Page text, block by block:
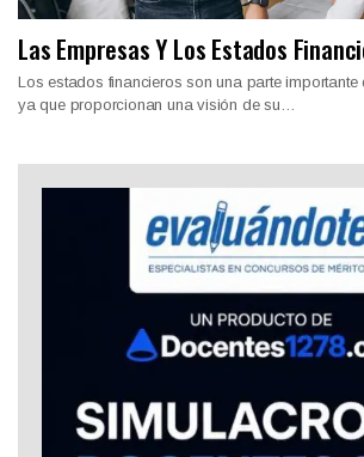
Las Empresas Y Los Estados
Los estados financieros son una parte importante
ya que proporcionan una visión de su…